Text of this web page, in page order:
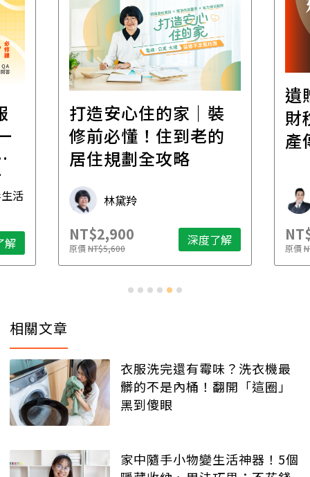
活
解
打造安心住的家｜裝
修前必懂！住到老的
居住規劃全攻略
林黛羚
NT$2,900
原價NT$5,600 深度了解
遺
財
產
原價
相關文章
衣服洗完還有霉味？洗衣機最
髒的不是內桶！翻開「這圈」
黑到傻眼
家中隨手小物變生活神器！5個